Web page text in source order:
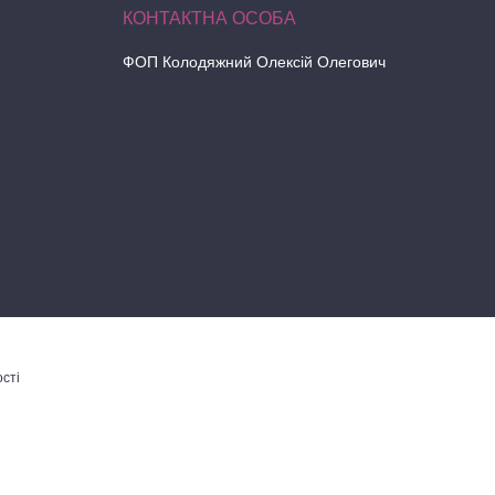
ФОП Колодяжний Олексій Олегович